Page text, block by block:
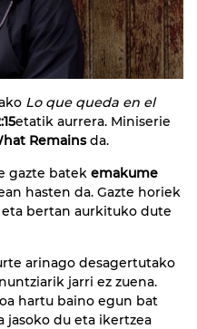
Lo que queda en el
etatik aurrera. Miniserie
Remainsda.
gazte batek emakume
hasten da. Gazte horiek
bertan aurkituko dute
arinago desagertutako
jarri ez zuena.
hartu baino egun bat
jasoko du eta ikertzea